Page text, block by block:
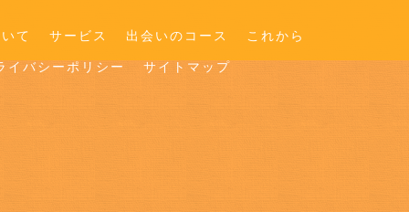
て サービス 出会いのコース これから
イバシーポリシー サイトマップ